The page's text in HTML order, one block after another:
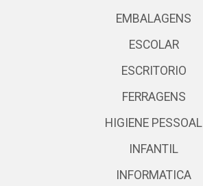
EMBALAGENS
ESCOLAR
ESCRITORIO
FERRAGENS
HIGIENE PESSOAL
INFANTIL
INFORMATICA